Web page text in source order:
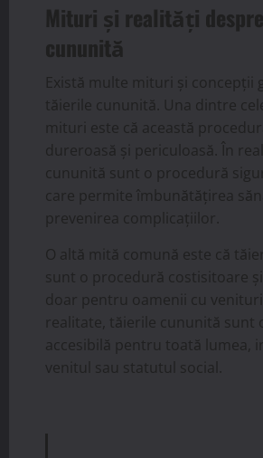
Mituri și realități
cununită
Există multe mituri și concepții
tăierile cununită. Una dintre
mituri este că această
dureroasă și periculoasă. În
cununită sunt o procedură
care permite îmbunătățirea
prevenirea complicațiilor.
O altă mită comună este că
sunt o procedură costisitoare
doar pentru oamenii cu
realitate, tăierile cununită sunt
accesibilă pentru toată lumea,
venitul sau statutul social.